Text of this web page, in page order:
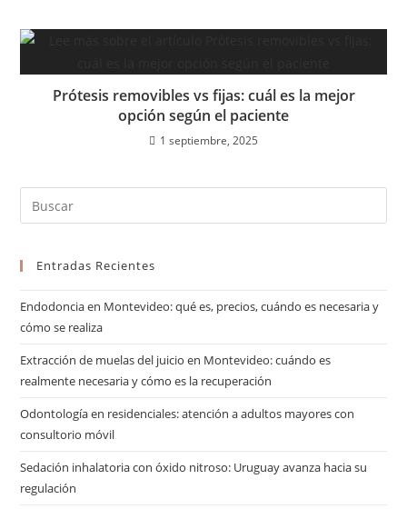
Prótesis removibles vs fijas: cuál es la mejor
opción según el paciente
1 septiembre, 2025
Entradas Recientes
Endodoncia en Montevideo: qué es, precios, cuándo es necesaria y
cómo se realiza
Extracción de muelas del juicio en Montevideo: cuándo es
realmente necesaria y cómo es la recuperación
Odontología en residenciales: atención a adultos mayores con
consultorio móvil
Sedación inhalatoria con óxido nitroso: Uruguay avanza hacia su
regulación